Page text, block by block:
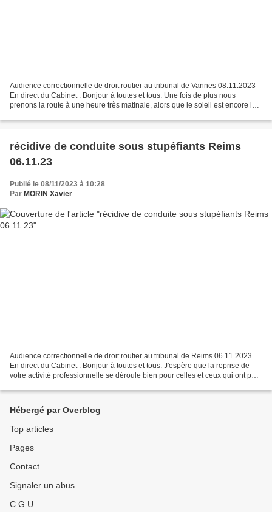
Audience correctionnelle de droit routier au tribunal de Vannes 08.11.2023
En direct du Cabinet : Bonjour à toutes et tous. Une fois de plus nous
prenons la route à une heure très matinale, alors que le soleil est encore loin
récidive de conduite sous stupéfiants Reims
06.11.23
Publié le 08/11/2023 à 10:28
Par MORIN Xavier
Audience correctionnelle de droit routier au tribunal de Reims 06.11.2023
En direct du Cabinet : Bonjour à toutes et tous. J'espère que la reprise de
votre activité professionnelle se déroule bien pour celles et ceux qui ont pu
Hébergé par Overblog
Top articles
Pages
Contact
Signaler un abus
C.G.U.